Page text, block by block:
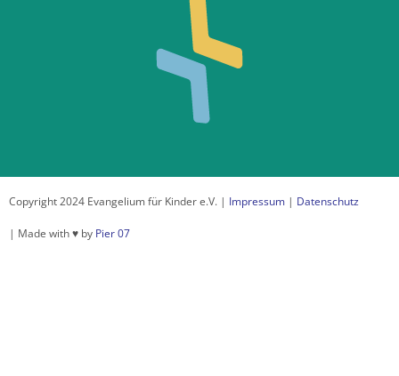
Copyright 2024 Evangelium für Kinder e.V. | Impressum | Datenschutz
| Made with ♥ by Pier 07